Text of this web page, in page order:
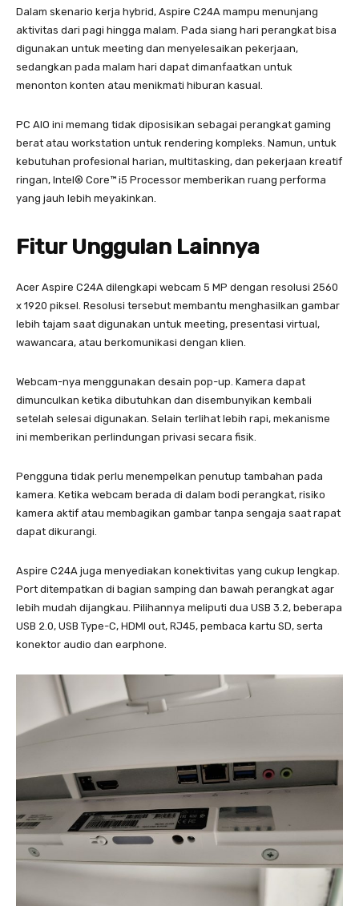
Dalam skenario kerja hybrid, Aspire C24A mampu menunjang
aktivitas dari pagi hingga malam. Pada siang hari perangkat bisa
digunakan untuk meeting dan menyelesaikan pekerjaan,
sedangkan pada malam hari dapat dimanfaatkan untuk
menonton konten atau menikmati hiburan kasual.
PC AIO ini memang tidak diposisikan sebagai perangkat gaming
berat atau workstation untuk rendering kompleks. Namun, untuk
kebutuhan profesional harian, multitasking, dan pekerjaan kreatif
ringan, Intel® Core™ i5 Processor memberikan ruang performa
yang jauh lebih meyakinkan.
Fitur Unggulan Lainnya
Acer Aspire C24A dilengkapi webcam 5 MP dengan resolusi 2560
x 1920 piksel. Resolusi tersebut membantu menghasilkan gambar
lebih tajam saat digunakan untuk meeting, presentasi virtual,
wawancara, atau berkomunikasi dengan klien.
Webcam-nya menggunakan desain pop-up. Kamera dapat
dimunculkan ketika dibutuhkan dan disembunyikan kembali
setelah selesai digunakan. Selain terlihat lebih rapi, mekanisme
ini memberikan perlindungan privasi secara fisik.
Pengguna tidak perlu menempelkan penutup tambahan pada
kamera. Ketika webcam berada di dalam bodi perangkat, risiko
kamera aktif atau membagikan gambar tanpa sengaja saat rapat
dapat dikurangi.
Aspire C24A juga menyediakan konektivitas yang cukup lengkap.
Port ditempatkan di bagian samping dan bawah perangkat agar
lebih mudah dijangkau. Pilihannya meliputi dua USB 3.2, beberapa
USB 2.0, USB Type-C, HDMI out, RJ45, pembaca kartu SD, serta
konektor audio dan earphone.